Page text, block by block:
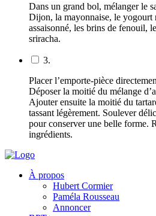
Dans un grand bol, mélanger le
Dijon, la mayonnaise, le yogourt
assaisonné, les brins de fenouil,
sriracha.
3.
Placer l’emporte-pièce
Déposer la moitié du mélange
Ajouter ensuite la moitié du
tassant légèrement. Soulever
pour conserver une belle forme.
ingrédients.
À propos
Hubert Cormier
Paméla Rousseau
Annoncer